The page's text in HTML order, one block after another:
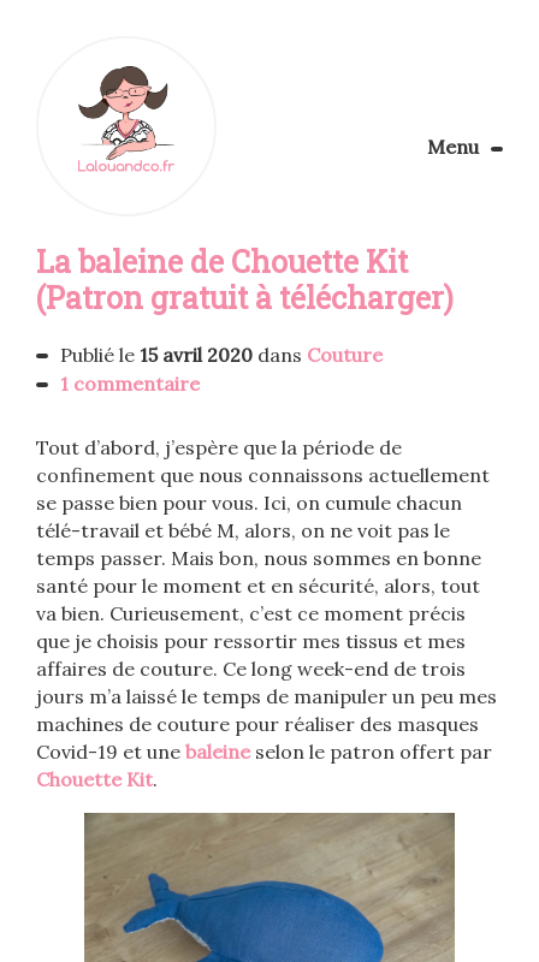
Menu
Apprendre la couture
Aménager son coin couture
Personnalisez vos tissus
La baleine de Chouette Kit
(Patron gratuit à télécharger)
Publié le 15 avril 2020 dans Couture
1 commentaire
Tout d’abord, j’espère que la période de
confinement que nous connaissons actuellement
se passe bien pour vous. Ici, on cumule chacun
télé-travail et bébé M, alors, on ne voit pas le
temps passer. Mais bon, nous sommes en bonne
santé pour le moment et en sécurité, alors, tout
va bien. Curieusement, c’est ce moment précis
que je choisis pour ressortir mes tissus et mes
affaires de couture. Ce long week-end de trois
jours m’a laissé le temps de manipuler un peu mes
machines de couture pour réaliser des masques
Covid-19 et une baleine selon le patron offert par
Chouette Kit.